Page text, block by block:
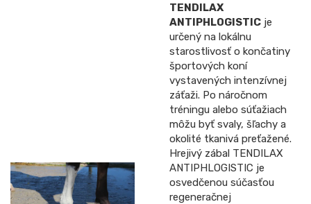
TENDILAX
ANTIPHLOGISTIC je
určený na lokálnu
starostlivosť o končatiny
športových koní
vystavených intenzívnej
záťaži. Po náročnom
tréningu alebo súťažiach
môžu byť svaly, šľachy a
okolité tkanivá preťažené.
Hrejivý zábal TENDILAX
ANTIPHLOGISTIC je
osvedčenou súčasťou
regeneračnej